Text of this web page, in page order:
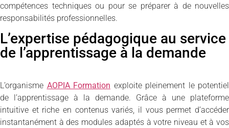
compétences techniques ou pour se préparer à de nouvelles
responsabilités professionnelles.
L’expertise pédagogique au service
de l’apprentissage à la demande
L’organisme AOPIA Formation exploite pleinement le potentiel
de l’apprentissage à la demande. Grâce à une plateforme
intuitive et riche en contenus variés, il vous permet d’accéder
instantanément à des modules adaptés à votre niveau et à vos